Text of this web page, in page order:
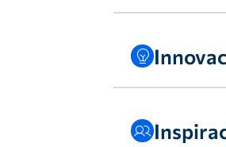
La confianza
El comercio